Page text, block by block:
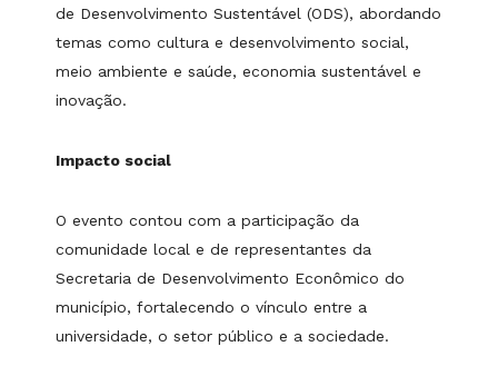
de Desenvolvimento Sustentável (ODS), abordando
temas como cultura e desenvolvimento social,
meio ambiente e saúde, economia sustentável e
inovação.
Impacto social
O evento contou com a participação da
comunidade local e de representantes da
Secretaria de Desenvolvimento Econômico do
município, fortalecendo o vínculo entre a
universidade, o setor público e a sociedade.